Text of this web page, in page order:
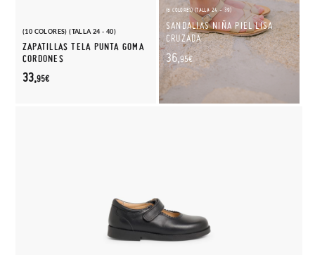
(10 COLORES) (TALLA 24 - 40)
ZAPATILLAS TELA PUNTA GOMA
CORDONES
33,95€
(6 COLORES) (TALLA 24 - 39)
SANDALIAS NIÑA PIEL LISA
CRUZADA
36, 95€